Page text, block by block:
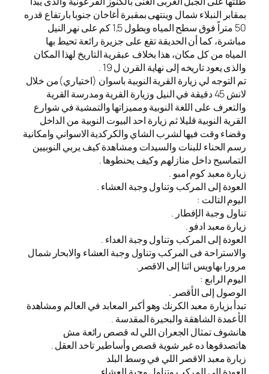
بمقابر النبلاء شمال وينتهى بمقبرة أغاخان جنوبا بارتفاع قدره
50 متراً فوق سطح المياه وبطول 1,5 كم على نهر النيل
مباشرة، كما أن الحديقة تقع على جزيرة رائعة تحيط بها
المياه من كل مكان، هذا بخلاف عبقرية التاريخ لهذا المكان
والذى يعود تاريخه إلى نهاية القرن ل 19 .
تم التوجه لي زيارة القرية النوبية باسوان (اختياري)من خلال
لانش 45 دقيقة في النيل وزيارة القرية ومدرسة القرية
والتعرف على اللغة النوبية ومميزاتها والتمشية في شوارع
القرية النوبية قليلا ثم زيارة احد البيوت النوبية من الداخل
وقضاء وقت فيها لشرب الشاي والكركدية الاسواني وامكانية
رسم الحناء للبنات والسيدات ومشاهدة كيف يربي النوبيين
التماسيح داخل منازلهم وكيف يحنطوها .
زيارة معبد كوم امبو .
العودة إلى المركب وتناول وجبة العشاء .
اليوم التالت :
تناول وجبة الإفطار .
زيارة معبد ادفو .
العودة إلى المركب وتناول وجبة الغداء .
والاستراحة فى المركب وتناول وجبة العشاء والابحار شمال
مرورا بهاويس اثنا إلى الاقصر.
اليوم الرابع :
الوصول إلى الأقصر .
تبدأ بزيارة معبد الكرنك وهو أكبر المعابد في العالم ومشاهدة
الأعمدة الشاهقة والبحيرة المقدسة .
هانشوف تمثال الجعران اللي له قصص رائعة مش
هاتصدقوها ده غير شوية قصص وأساطير تاخد العقل .
زيارة معبد الاقصر اللي في وسط البلد